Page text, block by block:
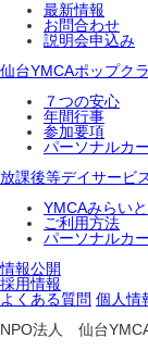
最新情報
お問合わせ
説明会申込み
仙台YMCAポップク
７つの安心
年間行事
参加要項
パーソナルカ
放課後等デイサービ
YMCAみらい
ご利用方法
パーソナルカ
情報公開
採用情報
よくある質問 個人情
NPO法人 仙台